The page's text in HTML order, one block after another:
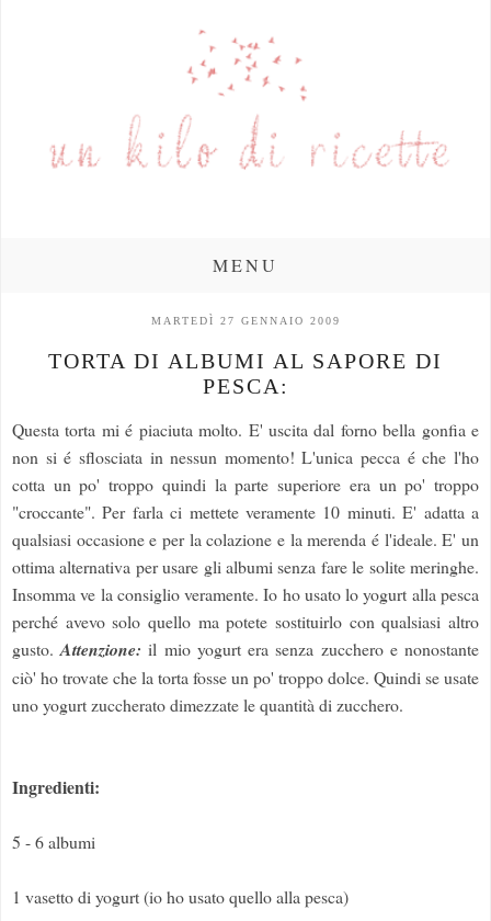
MENU
MARTEDÌ 27 GENNAIO 2009
TORTA DI ALBUMI AL SAPORE DI
PESCA:
Questa torta mi é piaciuta molto. E' uscita dal forno bella gonfia e
non si é sflosciata in nessun momento! L'unica pecca é che l'ho
cotta un po' troppo quindi la parte superiore era un po' troppo
"croccante". Per farla ci mettete veramente 10 minuti. E' adatta a
qualsiasi occasione e per la colazione e la merenda é l'ideale. E' un
ottima alternativa per usare gli albumi senza fare le solite meringhe.
Insomma ve la consiglio veramente. Io ho usato lo yogurt alla pesca
perché avevo solo quello ma potete sostituirlo con qualsiasi altro
gusto.Attenzione: il mio yogurt era senza zucchero e nonostante
ciò' ho trovate che la torta fosse un po' troppo dolce. Quindi se usate
uno yogurt zuccherato dimezzate le quantità di zucchero.
Ingredienti:
5 - 6 albumi
1 vasetto di yogurt (io ho usato quello alla pesca)